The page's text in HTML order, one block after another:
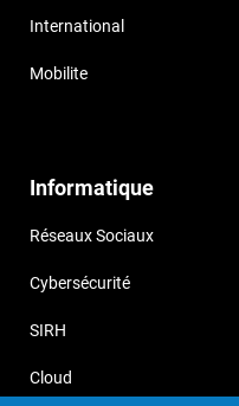
International
Mobilite
Informatique
Réseaux Sociaux
Cybersécurité
SIRH
Cloud